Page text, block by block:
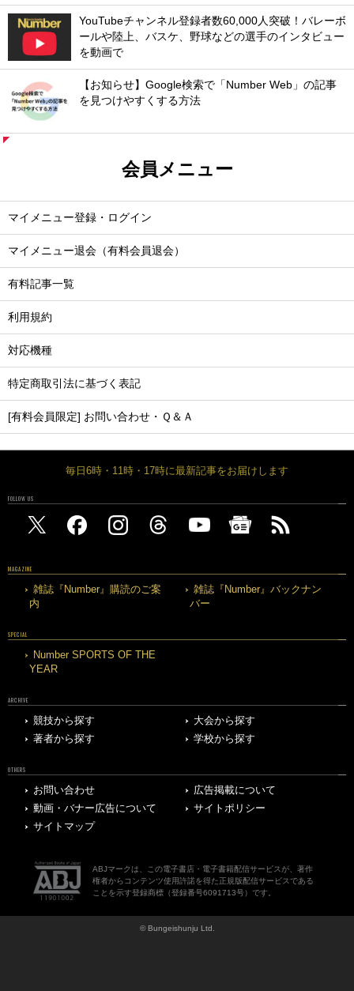
YouTubeチャンネル登録者数60,000人突破！バレーボ
ールや陸上、バスケ、野球などの選手のインタビュー
を動画で
【お知らせ】Google検索で「Number Web」の記事
を見つけやすくする方法
会員メニュー
マイメニュー登録・ログイン
マイメニュー退会（有料会員退会）
有料記事一覧
利用規約
対応機種
特定商取引法に基づく表記
[有料会員限定] お問い合わせ・Ｑ＆Ａ
毎日6時・11時・17時に最新記事をお届けします
FOLLOW US
MAGAZINE
雑誌『Number』購読のご案
内
雑誌『Number』バックナン
バー
SPECIAL
Number SPORTS OF THE
YEAR
ARCHIVE
競技から探す
大会から探す
著者から探す
学校から探す
OTHERS
お問い合わせ
広告掲載について
動画・バナー広告について
サイトポリシー
サイトマップ
ABJマークは、この電子書店・電子書籍配信サービスが、著作
権者からコンテンツ使用許諾を得た正規版配信サービスである
ことを示す登録商標（登録番号6091713号）です。
© Bungeishunju Ltd.